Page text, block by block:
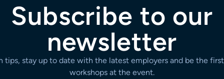
Subscribe to our
newsletter
tips, stay up to date with the latest employers and be the
workshops at the event.